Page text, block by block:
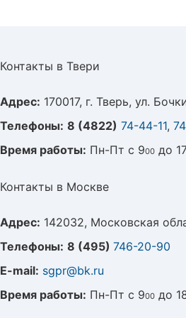
Контакты в Твери
Адрес: 170017, г. Тверь, ул.
Телефоны: 8 (4822) 74-44-11,
Время работы: Пн-Пт с 900 до
Контакты в Москве
Адрес: 142032, Московская
Телефоны: 8 (495) 746-20-90
E-mail: sgpr@bk.ru
Время работы: Пн-Пт с 900 до